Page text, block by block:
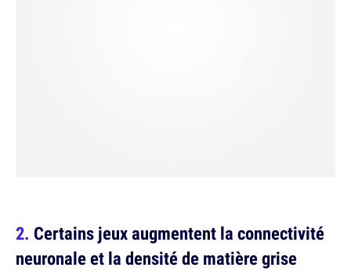
Certains jeux augmentent la connectivité
neuronale et la densité de matière grise